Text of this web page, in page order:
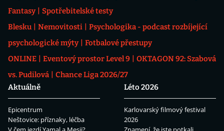
Fantasy
Spotřebitelské testy
Blesku
Nemovitosti
Psychologika - podcast rozbíjející
psychologické mýty
Fotbalové přestupy
ONLINE
Eventový prostor Level 9
OKTAGON 92: Szabová
vs. Pudilová
Chance Liga 2026/27
Aktuálně
Epicentrum
Neštovice: příznaky, léčba
Léto 2026
Karlovarský filmový festival
2026